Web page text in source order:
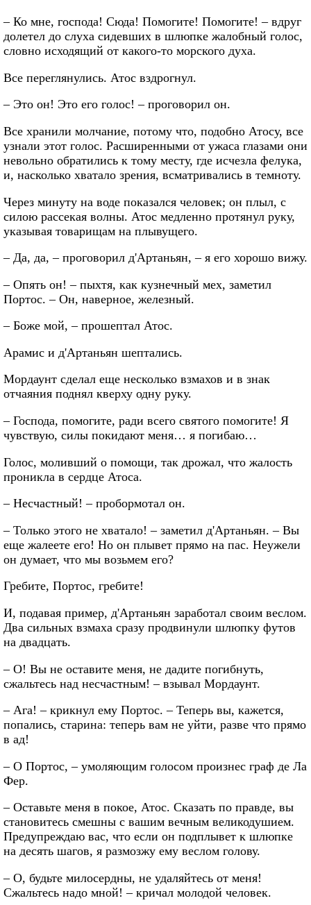
– Ко мне, господа! Сюда! Помогите! Помогите! – вдруг
долетел до слуха сидевших в шлюпке жалобный голос,
словно исходящий от какого-то морского духа.
Все переглянулись. Атос вздрогнул.
– Это он! Это его голос! – проговорил он.
Все хранили молчание, потому что, подобно Атосу, все
узнали этот голос. Расширенными от ужаса глазами они
невольно обратились к тому месту, где исчезла фелука,
и, насколько хватало зрения, всматривались в темноту.
Через минуту на воде показался человек; он плыл, с
силою рассекая волны. Атос медленно протянул руку,
указывая товарищам на плывущего.
– Да, да, – проговорил д'Артаньян, – я его хорошо вижу.
– Опять он! – пыхтя, как кузнечный мех, заметил
Портос. – Он, наверное, железный.
– Боже мой, – прошептал Атос.
Арамис и д'Артаньян шептались.
Мордаунт сделал еще несколько взмахов и в знак
отчаяния поднял кверху одну руку.
– Господа, помогите, ради всего святого помогите! Я
чувствую, силы покидают меня… я погибаю…
Голос, моливший о помощи, так дрожал, что жалость
проникла в сердце Атоса.
– Несчастный! – пробормотал он.
– Только этого не хватало! – заметил д'Артаньян. – Вы
еще жалеете его! Но он плывет прямо на пас. Неужели
он думает, что мы возьмем его?
Гребите, Портос, гребите!
И, подавая пример, д'Артаньян заработал своим веслом.
Два сильных взмаха сразу продвинули шлюпку футов
на двадцать.
– О! Вы не оставите меня, не дадите погибнуть,
сжальтесь над несчастным! – взывал Мордаунт.
– Ага! – крикнул ему Портос. – Теперь вы, кажется,
попались, старина: теперь вам не уйти, разве что прямо
в ад!
– О Портос, – умоляющим голосом произнес граф де Ла
Фер.
– Оставьте меня в покое, Атос. Сказать по правде, вы
становитесь смешны с вашим вечным великодушием.
Предупреждаю вас, что если он подплывет к шлюпке
на десять шагов, я размозжу ему веслом голову.
– О, будьте милосердны, не удаляйтесь от меня!
Сжальтесь надо мной! – кричал молодой человек.